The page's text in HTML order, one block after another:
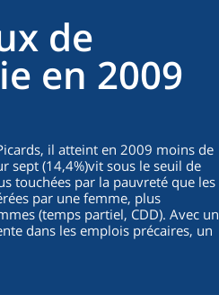
de
en 2009
il atteint en 2009 moins de
sept (14,4%)vit sous le seuil de
touchées par la pauvreté que les
par une femme, plus
(temps partiel, CDD). Avec un
dans les emplois précaires, un